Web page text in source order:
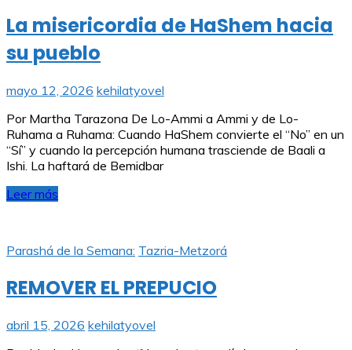
La misericordia de HaShem hacia
su pueblo
mayo 12, 2026 kehilatyovel
Por Martha Tarazona De Lo-Ammi a Ammi y de Lo-
Ruhama a Ruhama: Cuando HaShem convierte el “No” en un
“Sí” y cuando la percepción humana trasciende de Baali a
Ishi. La haftará de Bemidbar
Leer más
Parashá de la Semana: Tazria-Metzorá
REMOVER EL PREPUCIO
abril 15, 2026 kehilatyovel